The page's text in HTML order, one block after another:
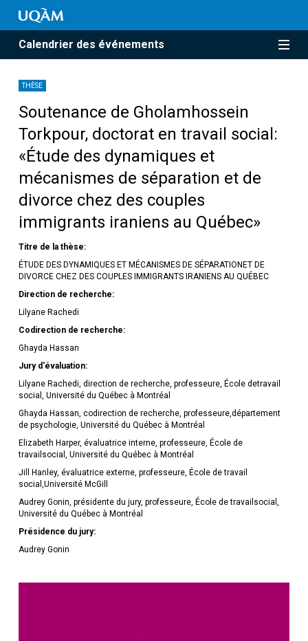
Calendrier des événements
THÈSE
Soutenance de Gholamhossein
Torkpour, doctorat en travail social:
«Étude des dynamiques et
mécanismes de séparation et de
divorce chez des couples
immigrants iraniens au Québec»
Titre de la thèse:
ÉTUDE DES DYNAMIQUES ET MÉCANISMES DE SÉPARATIONET DE
DIVORCE CHEZ DES COUPLES IMMIGRANTS IRANIENS AU QUÉBEC
Direction de recherche:
Lilyane Rachedi
Codirection de recherche:
Ghayda Hassan
Jury d'évaluation:
Lilyane Rachedi, direction de recherche, professeure, École detravail
social, Université du Québec à Montréal
Ghayda Hassan, codirection de recherche, professeure,département
de psychologie, Université du Québec à Montréal
Elizabeth Harper, évaluatrice interne, professeure, École de
travailsocial, Université du Québec à Montréal
Jill Hanley, évaluatrice externe, professeure, École de travail
social,Université McGill
Audrey Gonin, présidente du jury, professeure, École de travailsocial,
Université du Québec à Montréal
Présidence du jury:
Audrey Gonin